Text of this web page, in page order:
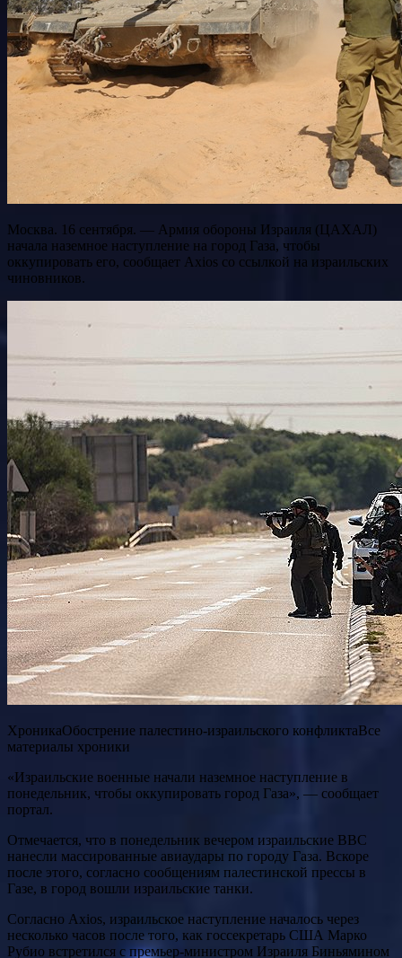
Москва. 16 сентября. — Армия обороны Израиля (ЦАХАЛ)
начала наземное наступление на город Газа, чтобы
оккупировать его, сообщает Axios со ссылкой на израильских
чиновников.
ХроникаОбострение палестино-израильского конфликтаВсе
материалы хроники
«Израильские военные начали наземное наступление в
понедельник, чтобы оккупировать город Газа», — сообщает
портал.
Отмечается, что в понедельник вечером израильские ВВС
нанесли массированные авиаудары по городу Газа. Вскоре
после этого, согласно сообщениям палестинской прессы в
Газе, в город вошли израильские танки.
Согласно Axios, израильское наступление началось через
несколько часов после того, как госсекретарь США Марко
Рубио встретился с премьер-министром Израиля Биньямином